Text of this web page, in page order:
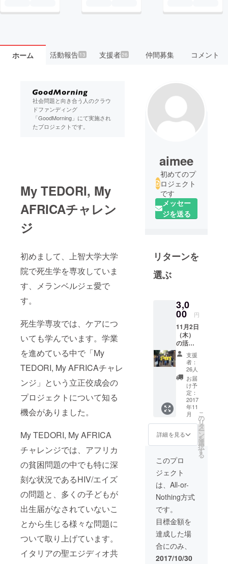
ホーム 活動報告13 支援者26 仲間募集 コメント
社会問題と向き合う人のクラウ
ドファンディング
「GoodMorning」にて実施され
たプロジェクトです。
My TEDORI, My
AFRICAチャレン
ジ
初めまして、上智大学大学
院で死生学を専攻していま
す、メランベルジェ愛で
す。
死生学専攻では、ケアにつ
いても学んでいます。学業
を進めている中で「My
TEDORI, My AFRICAチャレ
ンジ」という立正佼成会の
プロジェクトについて知る
機会がありました。
My TEDORI, My AFRICA
チャレンジでは、アフリカ
の貧困問題の中でも特に深
刻な状況であるHIV/エイズ
の問題と、多くの子どもが
出生届がなされていないこ
とから生じる様々な問題に
ついて取り上げています。
イタリアの聖エジディオ共
aimee
初めてのプ
ロジェクト
です
メッセー
ジを送る
リターンを
選ぶ
3,0
00 円
11月2日
（木）
の活動
報告会
にご招
待いた
しま
す。ま
た、活
動報告
会に来
られな
かった
方に
は、マ
ラウィ
の工芸
品を贈
呈いた
しま
す。
支援
者：
26人
お届
け予
定：
2017
年11
月
詳細を見る
こ
の
リ
タ
ー
ン
を
選
択
す
る
このプロ
ジェクト
は、All-or-
Nothing方式
です。
目標金額を
達成した場
合にのみ、
2017/10/30